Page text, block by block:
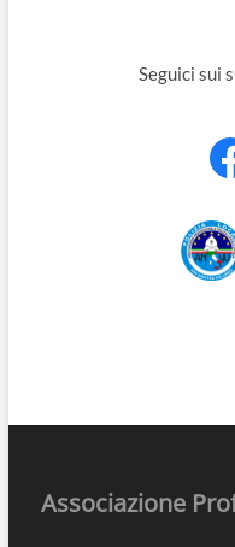
Seguici sui
Associazione